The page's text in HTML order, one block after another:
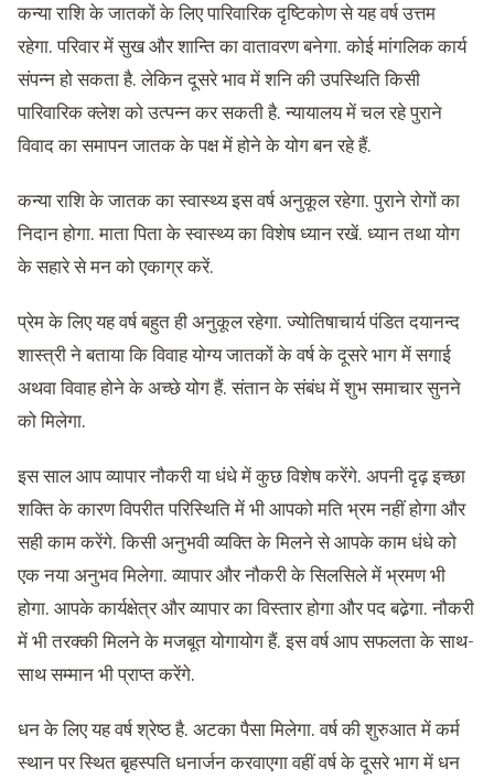
कन्या राशि के जातकों के लिए पारिवारिक दृष्टिकोण से यह वर्ष उत्तम
रहेगा. परिवार में सुख और शान्ति का वातावरण बनेगा. कोई मांगलिक कार्य
संपन्न हो सकता है. लेकिन दूसरे भाव में शनि की उपस्थिति किसी
पारिवारिक क्लेश को उत्पन्न कर सकती है. न्यायालय में चल रहे पुराने
विवाद का समापन जातक के पक्ष में होने के योग बन रहे हैं.
कन्या राशि के जातक का स्वास्थ्य इस वर्ष अनुकूल रहेगा. पुराने रोगों का
निदान होगा. माता पिता के स्वास्थ्य का विशेष ध्यान रखें. ध्यान तथा योग
के सहारे से मन को एकाग्र करें.
प्रेम के लिए यह वर्ष बहुत ही अनुकूल रहेगा. ज्योतिषाचार्य पंडित दयानन्द
शास्त्री ने बताया कि विवाह योग्य जातकों के वर्ष के दूसरे भाग में सगाई
अथवा विवाह होने के अच्छे योग हैं. संतान के संबंध में शुभ समाचार सुनने
को मिलेगा.
इस साल आप व्यापार नौकरी या धंधे में कुछ विशेष करेंगे. अपनी दृढ़ इच्छा
शक्ति के कारण विपरीत परिस्थिति में भी आपको मति भ्रम नहीं होगा और
सही काम करेंगे. किसी अनुभवी व्यक्ति के मिलने से आपके काम धंधे को
एक नया अनुभव मिलेगा. व्यापार और नौकरी के सिलसिले में भ्रमण भी
होगा. आपके कार्यक्षेत्र और व्यापार का विस्तार होगा और पद बढे़गा. नौकरी
में भी तरक्की मिलने के मजबूत योगायोग हैं. इस वर्ष आप सफलता के साथ-
साथ सम्मान भी प्राप्त करेंगे.
धन के लिए यह वर्ष श्रेष्ठ है. अटका पैसा मिलेगा. वर्ष की शुरुआत में कर्म
स्थान पर स्थित बृहस्पति धनार्जन करवाएगा वहीं वर्ष के दूसरे भाग में धन